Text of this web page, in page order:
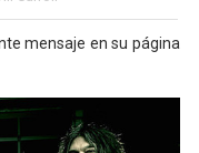
mensaje en su página